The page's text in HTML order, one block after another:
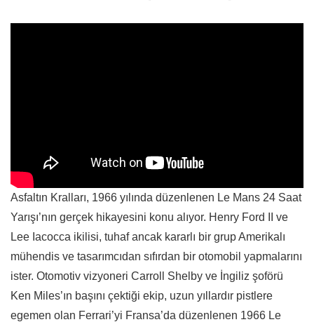
Asfaltın Kralları, 1966 yılında düzenlenen Le Mans 24 Saat
Yarışı’nın gerçek hikayesini konu alıyor. Henry Ford II ve
Lee Iacocca ikilisi, tuhaf ancak kararlı bir grup Amerikalı
mühendis ve tasarımcıdan sıfırdan bir otomobil yapmalarını
ister. Otomotiv vizyoneri Carroll Shelby ve İngiliz şoförü
Ken Miles’ın başını çektiği ekip, uzun yıllardır pistlere
egemen olan Ferrari’yi Fransa’da düzenlenen 1966 Le